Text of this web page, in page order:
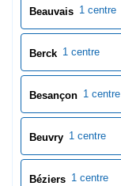
Beauvais 1 centre
Berck 1 centre
Besançon 1 centre
Beuvry 1 centre
Béziers 1 centre